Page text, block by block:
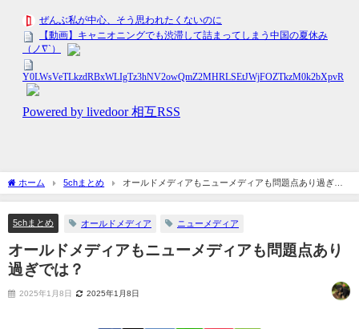
ホーム 5chまとめ
オールドメディアもニューメディアも問題点あり過ぎで
は？
5chまとめ オールドメディア ニューメディア
オールドメディアもニューメディアも問題点あり
過ぎでは？
2025年1月8日 2025年1月8日